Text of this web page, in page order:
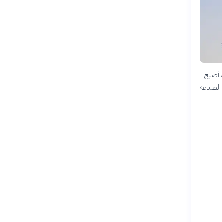
أصبح